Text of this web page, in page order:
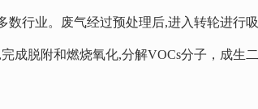
行业。废气经过预处理后,进入转轮进行
成脱附和燃烧氧化,分解VOCs分子，成生二